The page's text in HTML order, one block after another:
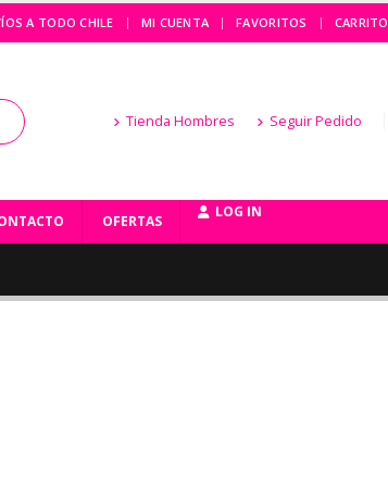
A TODO CHILE | MI CUENTA FAVORITOS CARRITO
Tienda Hombres Seguir Pedido
OFERTAS
LOG IN